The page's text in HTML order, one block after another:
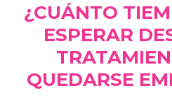
¿CUÁNTO
ESPERAR
QUEDARSE